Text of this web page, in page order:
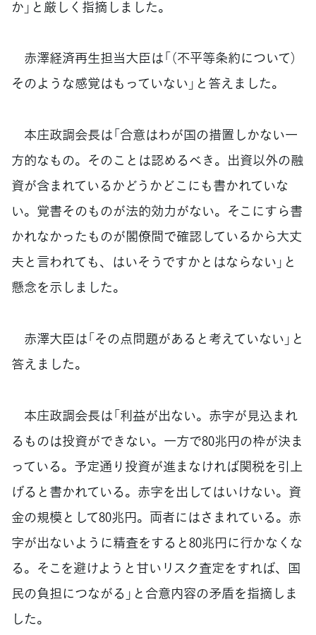
か」と厳しく指摘しました。
赤澤経済再生担当大臣は「（不平等条約について）
そのような感覚はもっていない」と答えました。
本庄政調会長は「合意はわが国の措置しかない一
方的なもの。そのことは認めるべき。出資以外の融
資が含まれているかどうかどこにも書かれていな
い。覚書そのものが法的効力がない。そこにすら書
かれなかったものが閣僚間で確認しているから大丈
夫と言われても、はいそうですかとはならない」と
懸念を示しました。
赤澤大臣は「その点問題があると考えていない」と
答えました。
本庄政調会長は「利益が出ない。赤字が見込まれ
るものは投資ができない。一方で80兆円の枠が決ま
っている。予定通り投資が進まなければ関税を引上
げると書かれている。赤字を出してはいけない。資
金の規模として80兆円。両者にはさまれている。赤
字が出ないように精査をすると80兆円に行かなくな
る。そこを避けようと甘いリスク査定をすれば、国
民の負担につながる」と合意内容の矛盾を指摘しま
した。